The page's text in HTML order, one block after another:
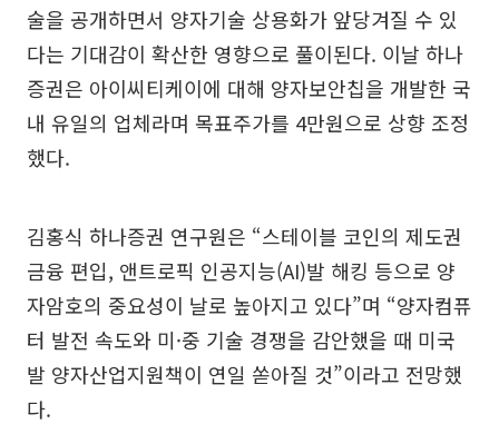
술을 공개하면서 양자기술 상용화가 앞당겨질 수 있
다는 기대감이 확산한 영향으로 풀이된다. 이날 하나
증권은 아이씨티케이에 대해 양자보안칩을 개발한 국
내 유일의 업체라며 목표주가를 4만원으로 상향 조정
했다.
김홍식 하나증권 연구원은 “스테이블 코인의 제도권
금융 편입, 앤트로픽 인공지능(AI)발 해킹 등으로 양
자암호의 중요성이 날로 높아지고 있다”며 “양자컴퓨
터 발전 속도와 미·중 기술 경쟁을 감안했을 때 미국
발 양자산업지원책이 연일 쏟아질 것”이라고 전망했
다.